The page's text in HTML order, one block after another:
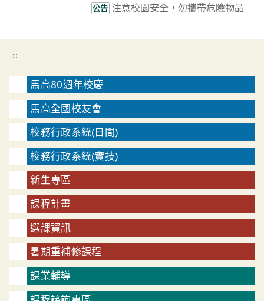
公告 注意校園安全，勿攜帶危險物品
:::
馬高80週年校慶
馬高全國校友會
校務行政系統(日間)
校務行政系統(實技)
新生專區
課程計畫
選課資訊
暑期重補修課程
課業輔導